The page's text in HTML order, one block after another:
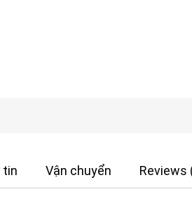
tin Vận chuyển Reviews